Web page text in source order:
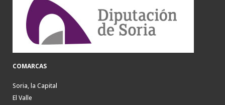
COMARCAS
Soria, la Capital
El Valle